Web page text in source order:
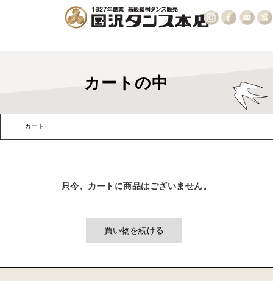
カートの中
カート
只今、カートに商品はございません。